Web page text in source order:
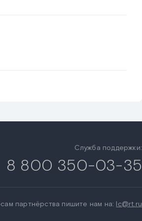
Служба поддержки:
8 800 350-03-35
партнёрства пишите нам на: lc@rt.ru